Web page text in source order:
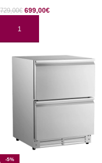
729,00€ 699,00€
AÑADIR AL CARRITO
-5%